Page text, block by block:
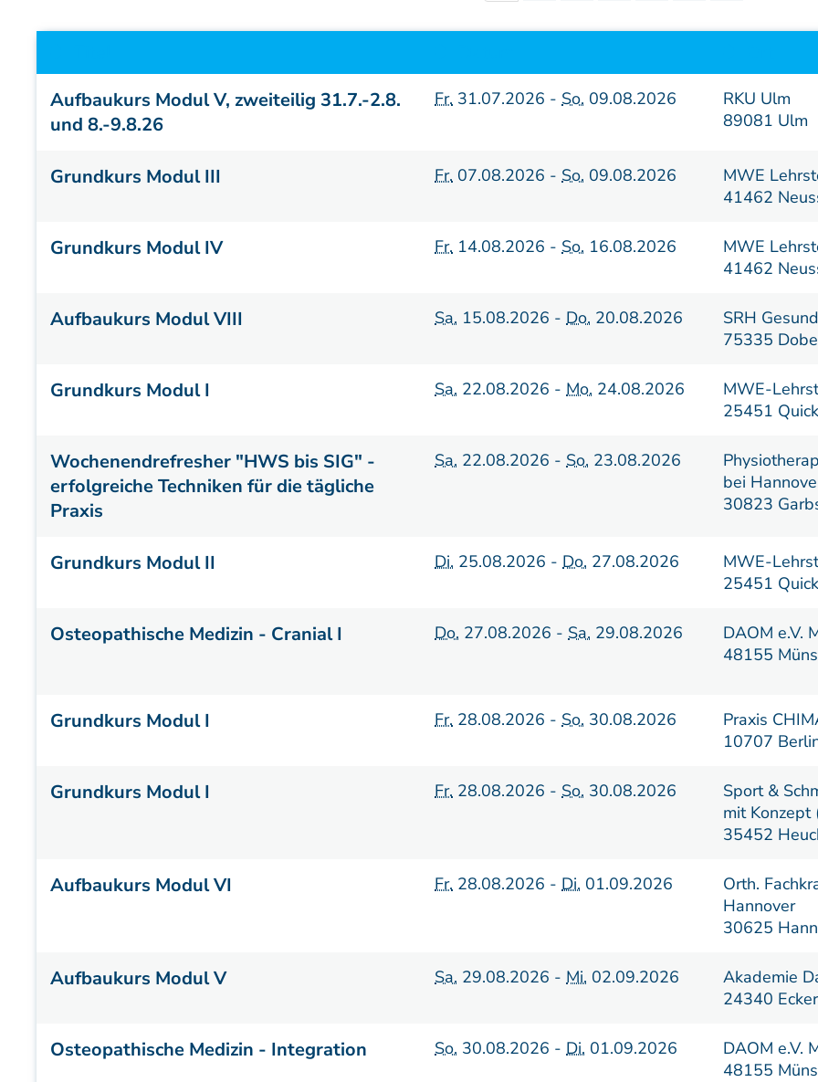
Aufbaukurs Modul V, zweiteilig 31.7.-2.8.
und 8.-9.8.26
Fr. 31.07.2026 -So. 09.08.2026
RKU Ulm
89081 Ulm
Grundkurs Modul III Fr. 07.08.2026 -So. 09.08.2026
MWE
41462
Grundkurs Modul IV Fr. 14.08.2026 -So. 16.08.2026
MWE
41462
Aufbaukurs Modul VIII Sa. 15.08.2026 -Do. 20.08.2026
SRH
75335
Grundkurs Modul I Sa. 22.08.2026 -Mo. 24.08.2026
MWE-
25451
Wochenendrefresher "HWS bis SIG" -
erfolgreiche Techniken für die tägliche
Praxis
Sa. 22.08.2026 -So. 23.08.2026
bei
30823
Grundkurs Modul II Di. 25.08.2026 -Do. 27.08.2026
MWE-
25451
Osteopathische Medizin - Cranial I Do. 27.08.2026 -Sa. 29.08.2026
DAOM e.V.
48155
Grundkurs Modul I Fr. 28.08.2026 -So. 30.08.2026
Praxis
10707
Grundkurs Modul I Fr. 28.08.2026 -So. 30.08.2026
Sport &
mit Konzept
35452
Aufbaukurs Modul VI Fr. 28.08.2026 -Di. 01.09.2026
Orth.
Hannover
30625
Aufbaukurs Modul V Sa. 29.08.2026 -Mi. 02.09.2026
Akademie
24340
Osteopathische Medizin - Integration So. 30.08.2026 -Di. 01.09.2026
DAOM e.V.
48155